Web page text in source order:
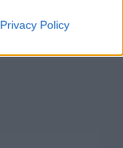
Privacy Policy